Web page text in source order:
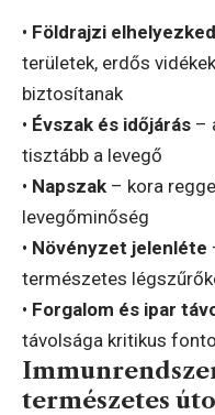
• Földrajzi
területek, erdős
biztosítanak
• Évszak és időjárás –
tisztább a levegő
• Napszak – kora
levegőminőség
• Növényzet jelenléte
természetes
• Forgalom és ipar
távolsága kritikus
természetes